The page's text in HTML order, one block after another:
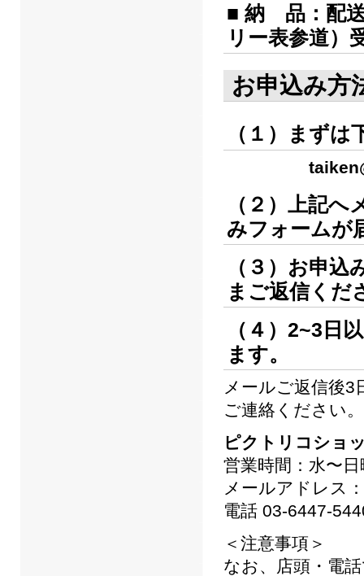
■ 納 品：配
リー表参道）
お申込み方
（１）まず
（２）上記
みフォームが
（３）お申
まご返信くだ
（４）2~3日
ます。
メールご返信後
ご連絡ください。
ピクトリコショ
営業時間：水〜
メールアドレス
電話 03-6447-
＜注意事項＞
なお、店頭・電